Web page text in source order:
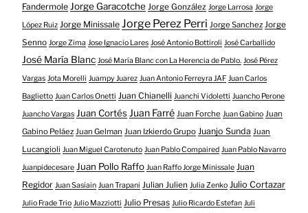
Fandermole Jorge Garacotche Jorge González Jorge Larrosa Jorge
López Ruiz Jorge Minissale Jorge Perez Perri Jorge Sanchez Jorge
Senno Jorge Zima Jose Ignacio Lares José Antonio Bottiroli José Carballido
José María Blanc José María Blanc con La Herencia de Pablo. José Pérez
Vargas Jota Morelli Juampy Juarez Juan Antonio Ferreyra JAF Juan Carlos
Baglietto Juan Carlos Onetti Juan Chianelli Juanchi Vidoletti Juancho Perone
Juancho Vargas Juan CortésJuan Farré Juan Forche Juan Gabino Juan
Gabino Peláez Juan Gelman Juan Izkierdo Grupo Juanjo Sunda Juan
Lucangioli Juan Miguel Carotenuto Juan Pablo Compaired Juan Pablo Navarro
Juanpidecesare Juan Pollo Raffo Juan Raffo Jorge Minissale Juan
Regidor Juan Sasiain Juan Trapani Julian Julien Julia Zenko Julio Cortazar
Julio Frade Trio Julio Mazziotti Julio Presas Julio Ricardo Estefan Juli